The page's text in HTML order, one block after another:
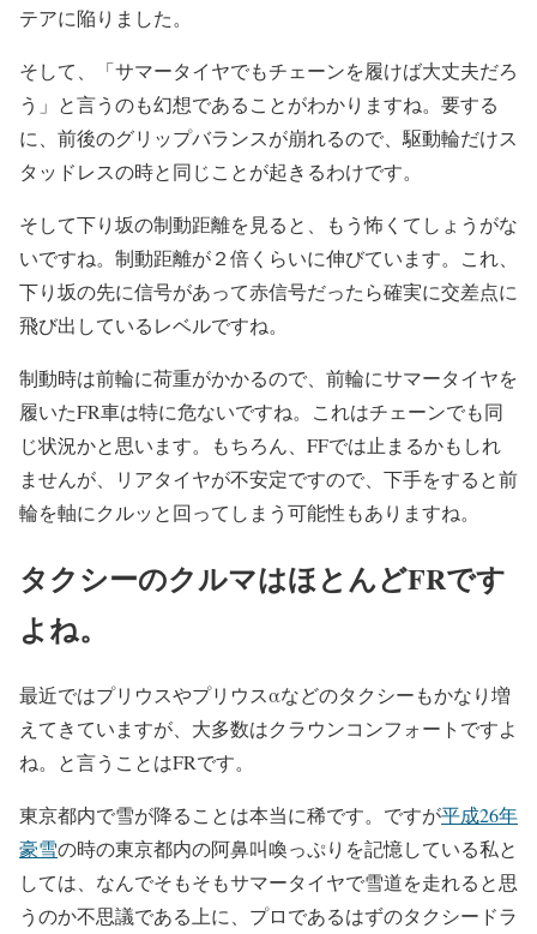
テアに陥りました。
そして、「サマータイヤでもチェーンを履けば大丈夫だろ
う」と言うのも幻想であることがわかりますね。要する
に、前後のグリップバランスが崩れるので、駆動輪だけス
タッドレスの時と同じことが起きるわけです。
そして下り坂の制動距離を見ると、もう怖くてしょうがな
いですね。制動距離が２倍くらいに伸びています。これ、
下り坂の先に信号があって赤信号だったら確実に交差点に
飛び出しているレベルですね。
制動時は前輪に荷重がかかるので、前輪にサマータイヤを
履いたFR車は特に危ないですね。これはチェーンでも同
じ状況かと思います。もちろん、FFでは止まるかもしれ
ませんが、リアタイヤが不安定ですので、下手をすると前
輪を軸にクルッと回ってしまう可能性もありますね。
タクシーのクルマはほとんどFRです
よね。
最近ではプリウスやプリウスαなどのタクシーもかなり増
えてきていますが、大多数はクラウンコンフォートですよ
ね。と言うことはFRです。
東京都内で雪が降ることは本当に稀です。ですが平成26年
豪雪の時の東京都内の阿鼻叫喚っぷりを記憶している私と
しては、なんでそもそもサマータイヤで雪道を走れると思
うのか不思議である上に、プロであるはずのタクシードラ